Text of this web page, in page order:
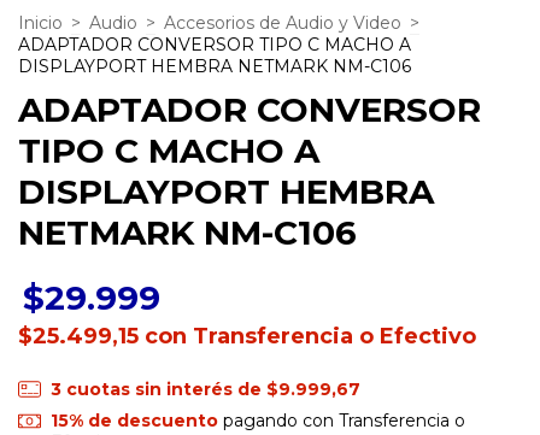
Inicio > Audio > Accesorios de Audio y Video >
ADAPTADOR CONVERSOR TIPO C MACHO A
DISPLAYPORT HEMBRA NETMARK NM-C106
ADAPTADOR CONVERSOR
TIPO C MACHO A
DISPLAYPORT HEMBRA
NETMARK NM-C106
$29.999
$25.499,15 con Transferencia o Efectivo
3 cuotas sin interés de $9.999,67
15% de descuentopagando con Transferencia o